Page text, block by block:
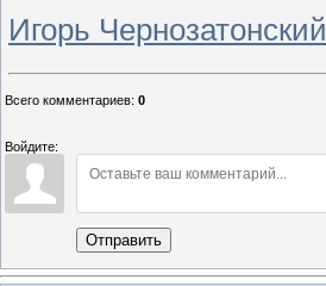
Игорь Чернозатонский
Всего комментариев: 0
Войдите:
Отправить